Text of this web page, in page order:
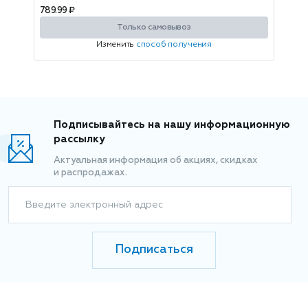
789.99 ₽
Только самовывоз
Изменить способ получения
Подписывайтесь на нашу информационную
рассылку
Актуальная информация об акциях, скидках
и распродажах.
Введите электронный адрес
Подписаться